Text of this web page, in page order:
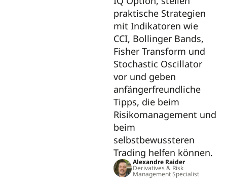
praktische Strategien
mit Indikatoren wie
CCI, Bollinger Bands,
Fisher Transform und
Stochastic Oscillator
vor und geben
anfängerfreundliche
Tipps, die beim
Risikomanagement und
beim
selbstbewussteren
Trading helfen können.
Alexandre Raider
Derivatives & Risk
Management Specialist